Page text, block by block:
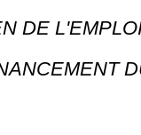
DE